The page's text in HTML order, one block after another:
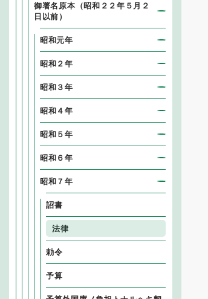
御署名原本（昭和２２年５月２
日以前）
昭和元年
昭和２年
昭和３年
昭和４年
昭和５年
昭和６年
昭和７年
詔書
法律
勅令
予算